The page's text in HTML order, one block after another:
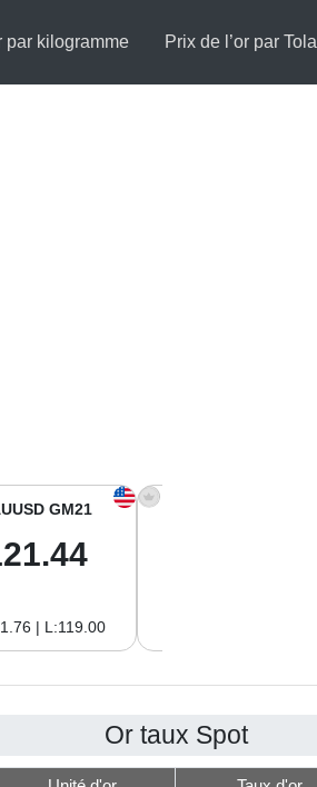
par kilogramme Prix de l’or par Tola
GM21
| L:119.00
Or taux Spot